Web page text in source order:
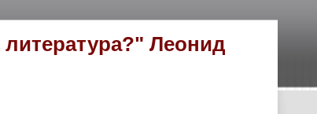
Леонид